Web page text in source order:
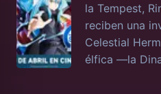
la Tempest,
reciben una
Celestial
élfica —la